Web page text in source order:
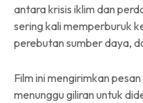
antara krisis iklim dan
sering kali memperburuk
perebutan sumber daya,
Film ini mengirimkan
menunggu giliran untuk